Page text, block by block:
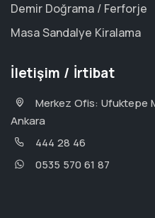
Demir Doğrama / Ferforje
Masa Sandalye Kiralama
İletişim / İrtibat
Merkez Ofis: Ufuktepe
Ankara
444 28 46
0535 570 61 87